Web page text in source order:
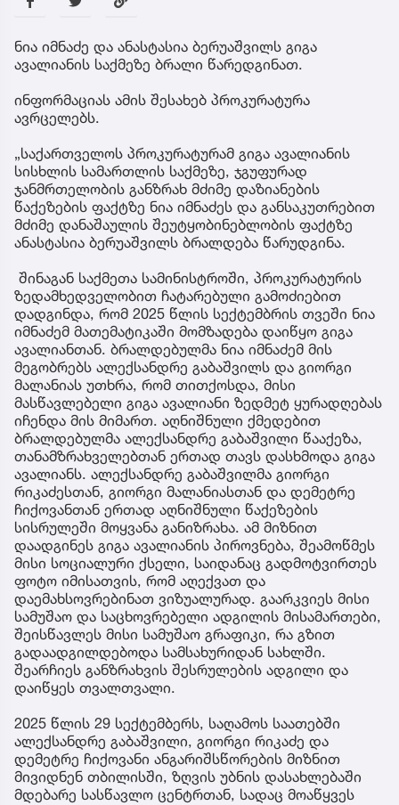
ნია იმნაძე და ანასტასია ბერუაშვილს გიგა
ავალიანის საქმეზე ბრალი წარედგინათ.
ინფორმაციას ამის შესახებ პროკურატურა
ავრცელებს.
„საქართველოს პროკურატურამ გიგა ავალიანის
სისხლის სამართლის საქმეზე, ჯგუფურად
ჯანმრთელობის განზრახ მძიმე დაზიანების
წაქეზების ფაქტზე ნია იმნაძეს და განსაკუთრებით
მძიმე დანაშაულის შეუტყობინებლობის ფაქტზე
ანასტასია ბერუაშვილს ბრალდება წარუდგინა.
შინაგან საქმეთა სამინისტროში, პროკურატურის
ზედამხედველობით ჩატარებული გამოძიებით
დადგინდა, რომ 2025 წლის სექტემბრის თვეში ნია
იმნაძემ მათემატიკაში მომზადება დაიწყო გიგა
ავალიანთან. ბრალდებულმა ნია იმნაძემ მის
მეგობრებს ალექსანდრე გაბაშვილს და გიორგი
მალანიას უთხრა, რომ თითქოსდა, მისი
მასწავლებელი გიგა ავალიანი ზედმეტ ყურადღებას
იჩენდა მის მიმართ. აღნიშნული ქმედებით
ბრალდებულმა ალექსანდრე გაბაშვილი წააქეზა,
თანამზრახველებთან ერთად თავს დასხმოდა გიგა
ავალიანს. ალექსანდრე გაბაშვილმა გიორგი
რიკაძესთან, გიორგი მალანიასთან და დემეტრე
ჩიქოვანთან ერთად აღნიშნული წაქეზების
სისრულეში მოყვანა განიზრახა. ამ მიზნით
დაადგინეს გიგა ავალიანის პიროვნება, შეამოწმეს
მისი სოციალური ქსელი, საიდანაც გადმოტვირთეს
ფოტო იმისათვის, რომ აღექვათ და
დაემახსოვრებინათ ვიზუალურად. გაარკვიეს მისი
სამუშაო და საცხოვრებელი ადგილის მისამართები,
შეისწავლეს მისი სამუშაო გრაფიკი, რა გზით
გადაადგილდებოდა სამსახურიდან სახლში.
შეარჩიეს განზრახვის შესრულების ადგილი და
დაიწყეს თვალთვალი.
2025 წლის 29 სექტემბერს, საღამოს საათებში
ალექსანდრე გაბაშვილი, გიორგი რიკაძე და
დემეტრე ჩიქოვანი ანგარიშსწორების მიზნით
მივიდნენ თბილისში, ზღვის უბნის დასახლებაში
მდებარე სასწავლო ცენტრთან, სადაც მოაწყვეს